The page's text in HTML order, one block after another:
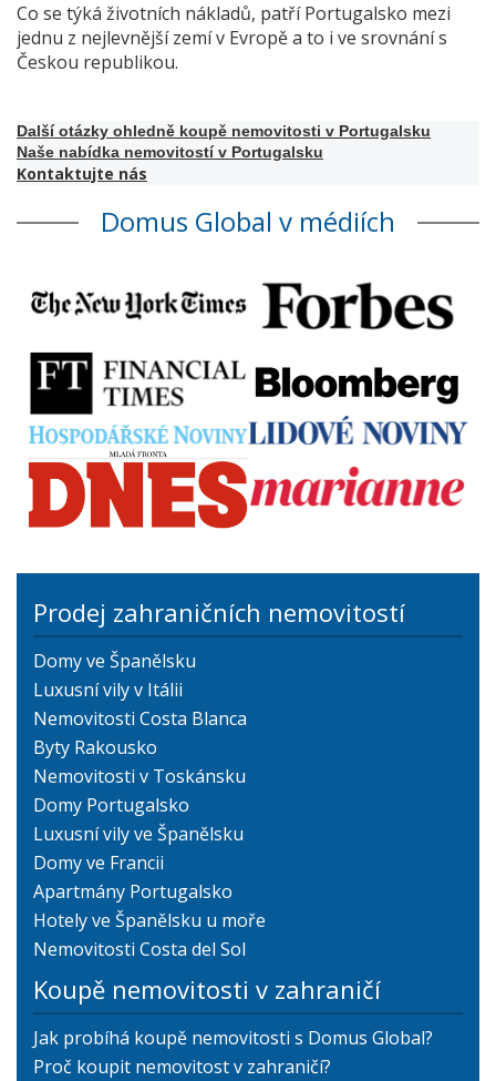
Co se týká životních nákladů, patří Portugalsko mezi
jednu z nejlevnější zemí v Evropě a to i ve srovnání s
Českou republikou.
Další otázky ohledně koupě nemovitosti v Portugalsku
Naše nabídka nemovitostí v Portugalsku
Kontaktujte nás
Domus Global v médiích
Prodej zahraničních nemovitostí
Domy ve Španělsku
Luxusní vily v Itálii
Nemovitosti Costa Blanca
Byty Rakousko
Nemovitosti v Toskánsku
Domy Portugalsko
Luxusní vily ve Španělsku
Domy ve Francii
Apartmány Portugalsko
Hotely ve Španělsku u moře
Nemovitosti Costa del Sol
Koupě nemovitosti v zahraničí
Jak probíhá koupě nemovitosti s Domus Global?
Proč koupit nemovitost v zahraničí?